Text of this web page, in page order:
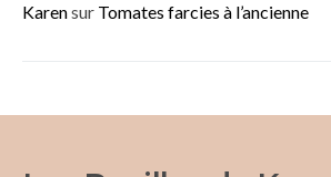
Karensur Tomates farcies à l’ancienne